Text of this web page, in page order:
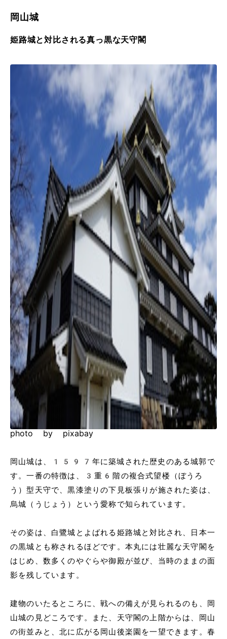
岡山城
姫路城と対比される真っ黒な天守閣
photo by pixabay
岡山城は、1597年に築城された歴史のある城郭で
す。一番の特徴は、3重6階の複合式望楼（ぼうろ
う）型天守で、黒漆塗りの下見板張りが施された姿は、
烏城（うじょう）という愛称で知られています。
その姿は、白鷺城とよばれる姫路城と対比され、日本一
の黒城とも称されるほどです。本丸には壮麗な天守閣を
はじめ、数多くのやぐらや御殿が並び、当時のままの面
影を残しています。
建物のいたるところに、戦への備えが見られるのも、岡
山城の見どころです。また、天守閣の上階からは、岡山
の街並みと、北に広がる岡山後楽園を一望できます。春